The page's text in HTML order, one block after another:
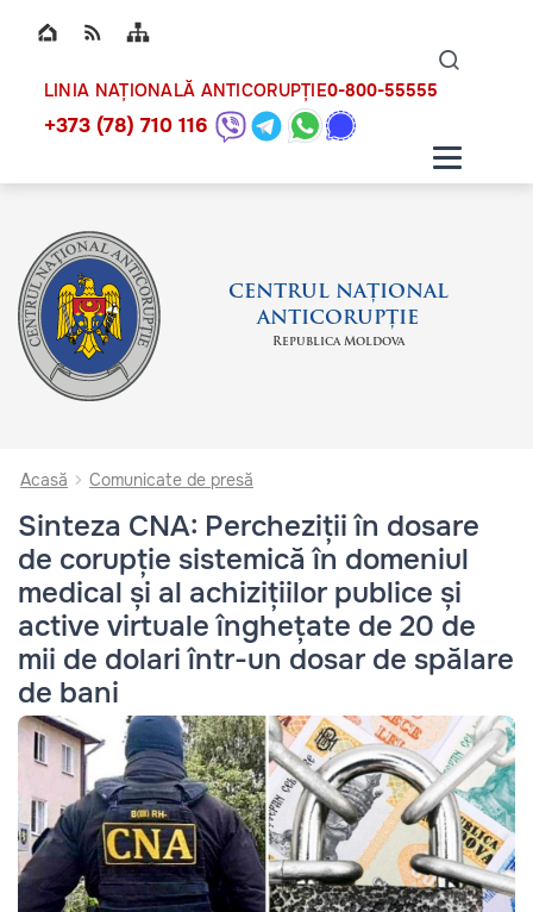
Top bar navigation
LINIA NAȚIONALĂ ANTICORUPȚIE0-800-55555
+373 (78) 710 116
CENTRUL NAȚIONAL
ANTICORUPȚIE
Republica Moldova
Acasă Comunicate de presă
Sinteza CNA: Percheziții în dosare
de corupție sistemică în domeniul
medical și al achizițiilor publice și
active virtuale înghețate de 20 de
mii de dolari într-un dosar de spălare
de bani